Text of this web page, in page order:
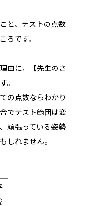
と、テストの点数
ろです。
由に、【先生のさ
。
の点数ならわかり
でテスト範囲は変
頑張っている姿勢
しれません。